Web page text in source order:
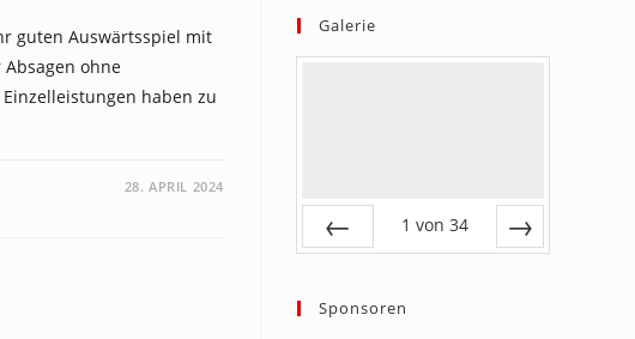
guten Auswärtsspiel mit
ohne
haben zu
28. APRIL 2024
Galerie
1 von 34
Sponsoren